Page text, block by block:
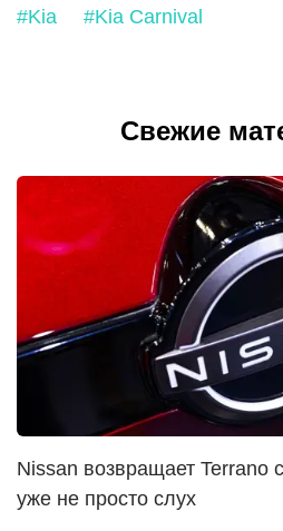
#Kia #Kia Carnival
Свежие
Nissan возвращает Terrano
уже не просто слух